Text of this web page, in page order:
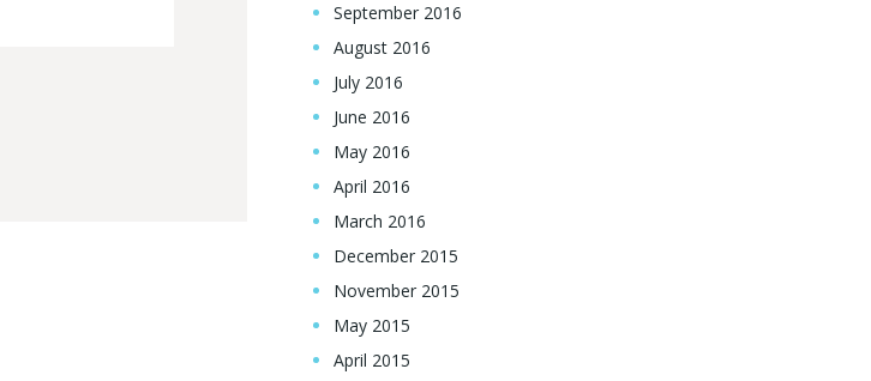
September 2016
August 2016
July 2016
June 2016
May 2016
April 2016
March 2016
December 2015
November 2015
May 2015
April 2015